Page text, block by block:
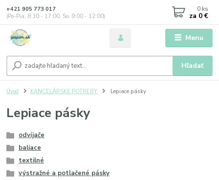
Menu
Hľadať
+421 905 773 017
(Po-Pia, 8:30 - 17:00, So: 9:00 - 12:00)
0 ks
za 0 €
Úvod KANCELÁRSKE POTREBY Lepiace pásky
Lepiace pásky
odvíjače
baliace
textilné
výstražné a potlačené pásky